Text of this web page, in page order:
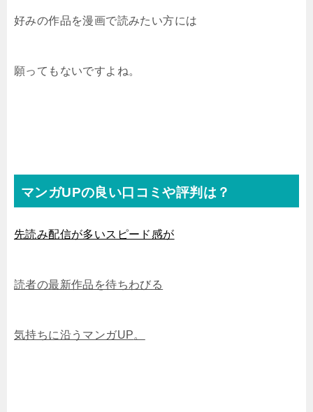
好みの作品を漫画で読みたい方には
願ってもないですよね。
マンガUPの良い口コミや評判は？
先読み配信が多いスピード感が
読者の最新作品を待ちわびる
気持ちに沿うマンガUP。